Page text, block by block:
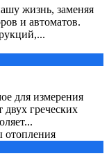
жизнь, заменяя
и автоматов.
для измерения
греческих